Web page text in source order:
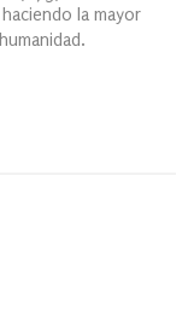
la mayor